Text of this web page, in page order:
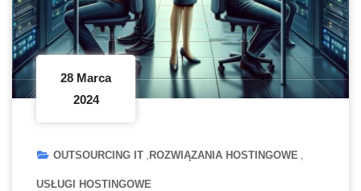
28 Marca
2024
OUTSOURCING IT ROZWIĄZANIA HOSTINGOWE
USŁUGI HOSTINGOWE